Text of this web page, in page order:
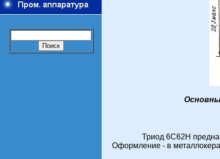
Триод 6С62Н
Оформление - в